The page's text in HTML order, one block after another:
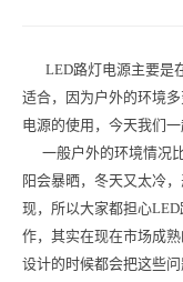
LED路灯电源主要是
适合，因为户外的环境
电源的使用，今天我们
一般户外的环境情况
阳会暴晒，冬天又太冷
现，所以大家都担心
作，其实在现在市场成
设计的时候都会把这些